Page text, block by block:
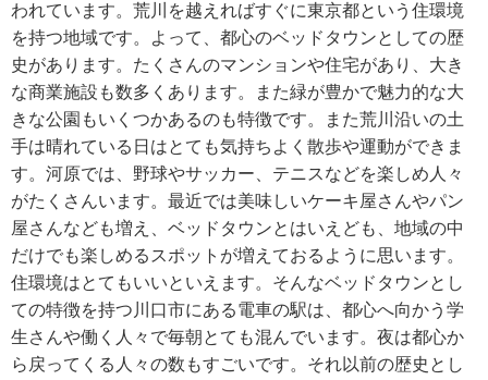
われています。荒川を越えればすぐに東京都という住環境
を持つ地域です。よって、都心のベッドタウンとしての歴
史があります。たくさんのマンションや住宅があり、大き
な商業施設も数多くあります。また緑が豊かで魅力的な大
きな公園もいくつかあるのも特徴です。また荒川沿いの土
手は晴れている日はとても気持ちよく散歩や運動ができま
す。河原では、野球やサッカー、テニスなどを楽しめ人々
がたくさんいます。最近では美味しいケーキ屋さんやパン
屋さんなども増え、ベッドタウンとはいえども、地域の中
だけでも楽しめるスポットが増えておるように思います。
住環境はとてもいいといえます。そんなベッドタウンとし
ての特徴を持つ川口市にある電車の駅は、都心へ向かう学
生さんや働く人々で毎朝とても混んでいます。夜は都心か
ら戻ってくる人々の数もすごいです。それ以前の歴史とし